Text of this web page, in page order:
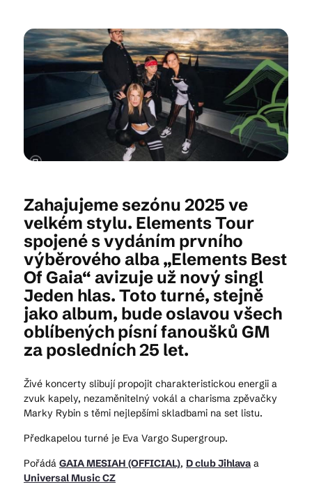
Praktické info
Kam vyrazit
EN DE
© 2026 Brána Jihlavy
Zahajujeme sezónu 2025 ve
velkém stylu. Elements Tour
spojené s vydáním prvního
výběrového alba „Elements Best
Of Gaia“ avizuje už nový singl
Jeden hlas. Toto turné, stejně
jako album, bude oslavou všech
oblíbených písní fanoušků GM
za posledních 25 let.
Živé koncerty slibují propojit charakteristickou energii a
zvuk kapely, nezaměnitelný vokál a charisma zpěvačky
Marky Rybin s těmi nejlepšími skladbami na set listu.
Předkapelou turné je Eva Vargo Supergroup.
Pořádá GAIA MESIAH (OFFICIAL), D club Jihlava a
Universal Music CZ